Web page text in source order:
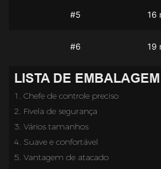
#5 16
#6 19
LISTA DE EMBALAGEM
1. Chefe de controle preciso
2. Fivela de segurança
3. Vários tamanhos
4. Suave e confortável
5. Vantagem de atacado